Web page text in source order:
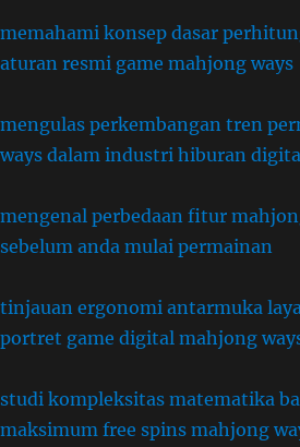
memahami konsep dasar
aturan resmi game mahjong ways
mengulas perkembangan tren
ways dalam industri hiburan
mengenal perbedaan fitur
sebelum anda mulai permainan
tinjauan ergonomi antarmuka
portret game digital mahjong
studi kompleksitas matematika
maksimum free spins mahjong